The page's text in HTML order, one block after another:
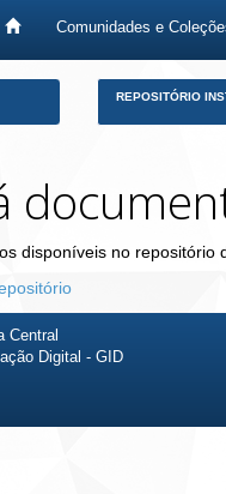
Comunidades e
REPOSITÓRIO
disponíveis no repositório
Central
Digital - GID